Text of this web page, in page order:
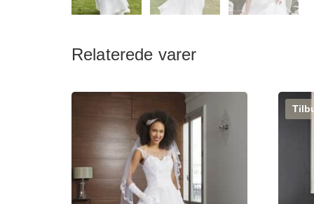
Relaterede varer